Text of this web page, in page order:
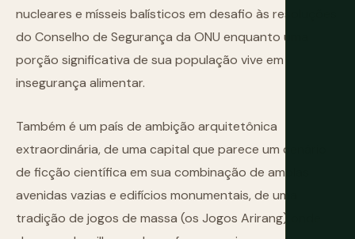
nucleares e mísseis balísticos em desafio às resoluções
do Conselho de Segurança da ONU enquanto uma
porção significativa de sua população vive em
insegurança alimentar.
Também é um país de ambição arquitetônica
extraordinária, de uma capital que parece um cenário
de ficção científica em sua combinação de amplas
avenidas vazias e edifícios monumentais, de uma
tradição de jogos de massa (os Jogos Arirang) onde